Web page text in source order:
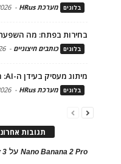
בלוגים מערכת HRus -
בחירות בפתח: מה
בלוגים כותבים חיצוניים -
מיתוג מעסיק בעידן ה-AI: המנוע הכלכלי של גיוס ושימור טלנטים
בלוגים מערכת HRus -
תגובות
Nano Banana 2 Proעל 3 דרכים לבניית ביטחון עצמי של עובדים